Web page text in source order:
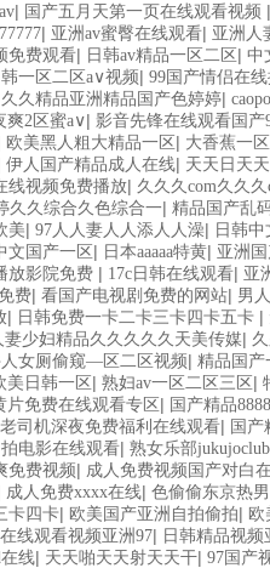
| 国产五月天第一页在线观看视频
| 亚洲av蜜臀在线观看| 亚洲人
免费观看| 日韩av精品一区二区 | 中
一区二区a∨视频| 99国产情侣在
久久精品亚洲精品国产色婷婷|
爽2区蜜a∨| 影音先锋在线观看国产
欧美黑人粗大精品一区 | 大香蕉一
伊人国产精品成人在线| 天天日天
线视频免费播放| 久久久com久久久
久久综合久色综合一| 精品国产乱
美| 97人人妻人人添人人澡| 日韩
文国产一区 | 日本aaaaa特黄| 亚洲
放影院免费 | 17c日韩在线观看| 亚
费| 看国产电视剧免费的网站| 男
| 日韩免费一卡二卡三卡四卡五卡 |
妻少妇精品久久久久久天美传媒|
女厕偷窥—区二区视频| 精品国
美日韩一区 | 熟妇av一区二区三区 |
片免费在线观看专区| 国产精品
老司机深夜免费福利在线观看| 国
电影在线观看| 熟女乐部jukujoclub
免费视频| 成人免费视频国产对白
成人免费xxxx在线| 色偷偷东京热
卡四卡| 欧美国产亚洲自拍偷拍|
在线观看视频亚洲97| 日韩精品视
线| 天天啪天天射天天干| 97国产